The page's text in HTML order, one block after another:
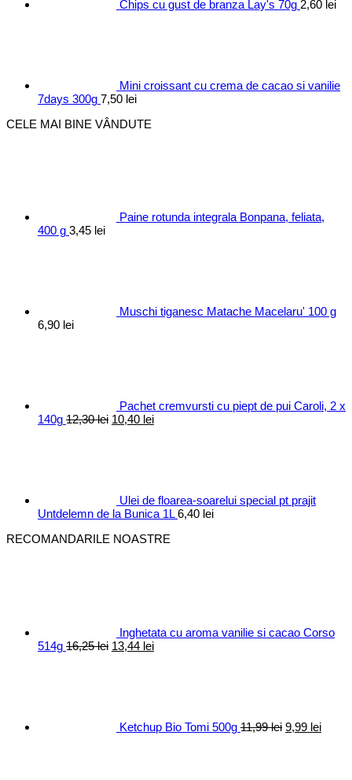
Chips cu gust de branza Lay's 70g 2,60 lei
Mini croissant cu crema de cacao si vanilie
7days 300g 7,50 lei
CELE MAI BINE VÂNDUTE
Paine rotunda integrala Bonpana, feliata,
400 g 3,45 lei
Muschi tiganesc Matache Macelaru' 100 g
6,90 lei
Pachet cremvursti cu piept de pui Caroli, 2 x
140g 12,30lei Prețul
10,40 leiPrețul
Ulei de floarea-soarelui special pt prajit
Untdelemn de la Bunica 1L 6,40 lei
RECOMANDARILE NOASTRE
Inghetata cu aroma vanilie si cacao Corso
514g 16,25lei Prețul
13,44 leiPrețul
Ketchup Bio Tomi 500g 11,99lei 9,99 lei